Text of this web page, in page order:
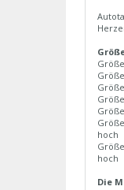
hoch
hoch
Die